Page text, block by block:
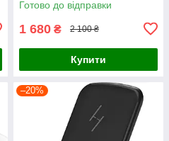
Готово до відправки
1 680 ₴ 2 100 ₴
Купити
–20%